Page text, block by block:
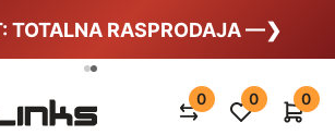
Zaslužuješ odmor —❯
TOTALNA RASPRODAJA —❯
0 0 0